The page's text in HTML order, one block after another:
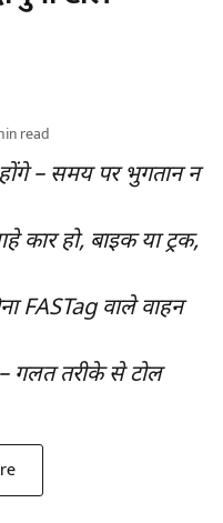
read
– समय पर भुगतान न
कार हो, बाइक या ट्रक,
FASTag वाले वाहन
गलत तरीके से टोल